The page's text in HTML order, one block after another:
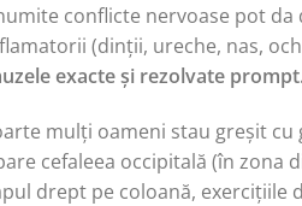
conflicte nervoase pot
(dinții, ureche, nas,
exacte și rezolvate
mulți oameni stau greșit cu
cefaleea occipitală (în zona
drept pe coloană, exercițiile